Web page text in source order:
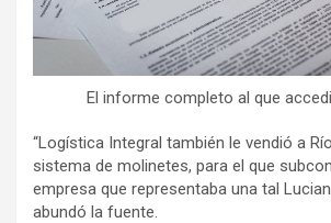
El informe completo al que
“Logística Integral también le vendió a
sistema de molinetes, para el que
empresa que representaba una tal
abundó la fuente.